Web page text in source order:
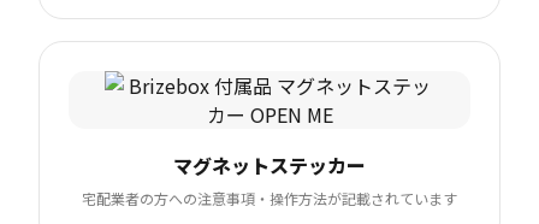
マグネットステッカー
宅配業者の方への注意事項・操作方法が記載されています